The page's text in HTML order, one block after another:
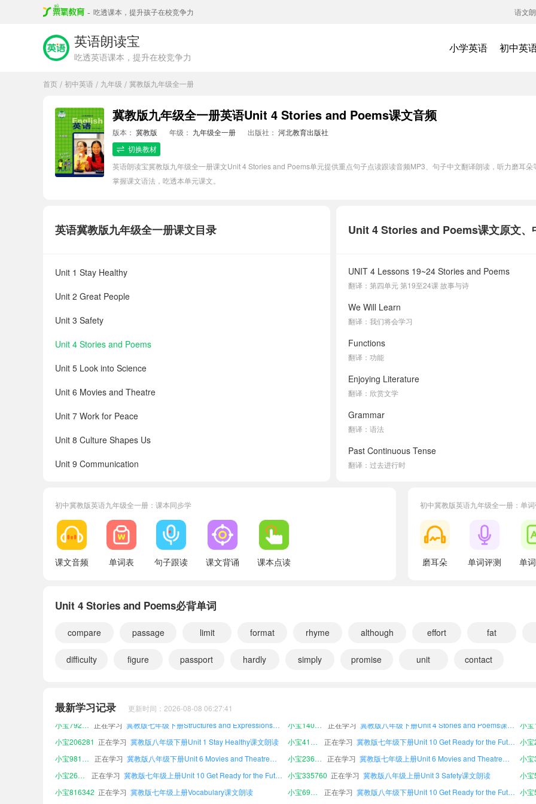
- 吃透课本，提升孩子在校竞争力 语文
英语朗读宝
吃透英语课本，提升在校竞争力
小学英语 初中英
首页 / 初中英语 / 九年级 / 冀教版九年级全一册
冀教版九年级全一册英语Unit 4 Stories and Poems课文音频
版本： 冀教版 年级： 九年级全一册 出版社： 河北教育出版社
切换教材
英语朗读宝冀教版九年级全一册课文Unit 4 Stories and Poems单元提供重点句子点读跟读音频MP3、句子中文翻译朗读，听力磨耳
掌握课文语法，吃透本单元课文。
Unit 4 Stories and Poems课文原文、
UNIT 4 Lessons 19~24 Stories and Poems
翻译：第四单元 第19至24课 故事与诗
We Will Learn
翻译：我们将会学习
Functions
翻译：功能
Enjoying Literature
翻译：欣赏文学
Grammar
翻译：语法
Past Continuous Tense
翻译：过去进行时
Each line has a set number of words.
A good story must have great characters and an
Lesosn 19: A Story or a Poem?
Do you have a favourite poem or story?
What is it?
翻译：它叫什么名字？
英语冀教版九年级全一册课文目录
Unit 1 Stay Healthy
Unit 2 Great People
Unit 3 Safety
Unit 4 Stories and Poems
Unit 5 Look into Science
Unit 6 Movies and Theatre
Unit 7 Work for Peace
Unit 8 Culture Shapes Us
Unit 9 Communication
Vocabulary
Structures and Expressions
Irregular Verbs
初中冀教版英语九年级全一册：课本同步学
课文音频 单词表 句子跟读 课文背诵 课本点读
初中冀教版英语九年级全一册：单
磨耳朵 单词评测 单
Unit 4 Stories and Poems必背单词
compare passage limit format rhyme although effort fat
difficulty figure passport hardly simply promise unit contact
最新学习记录 更新时间：2026-08-08 06:27:41
正在学习
小宝206281 正在学习 冀教版八年级下册Unit 1 Stay Healthy课文朗读 正在学习
小
正在学习 冀教版八年级下册Unit 6 Movies and Theatre课文朗读 正在学习
正在学习 小宝335760 正在学习
冀教版八年级上册Unit 3 Safety课文朗读
小宝816342 正在学习 冀教版七年级上册Vocabulary课文朗读 正在学习
小宝533014
正在学习 冀教版七年级上册Irregular Verbs课文朗读 小宝930105 正在学习 冀教版八年级上册Vocabulary课文朗读